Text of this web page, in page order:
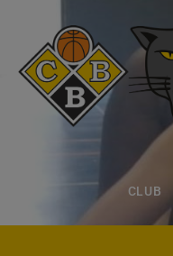
CLUB